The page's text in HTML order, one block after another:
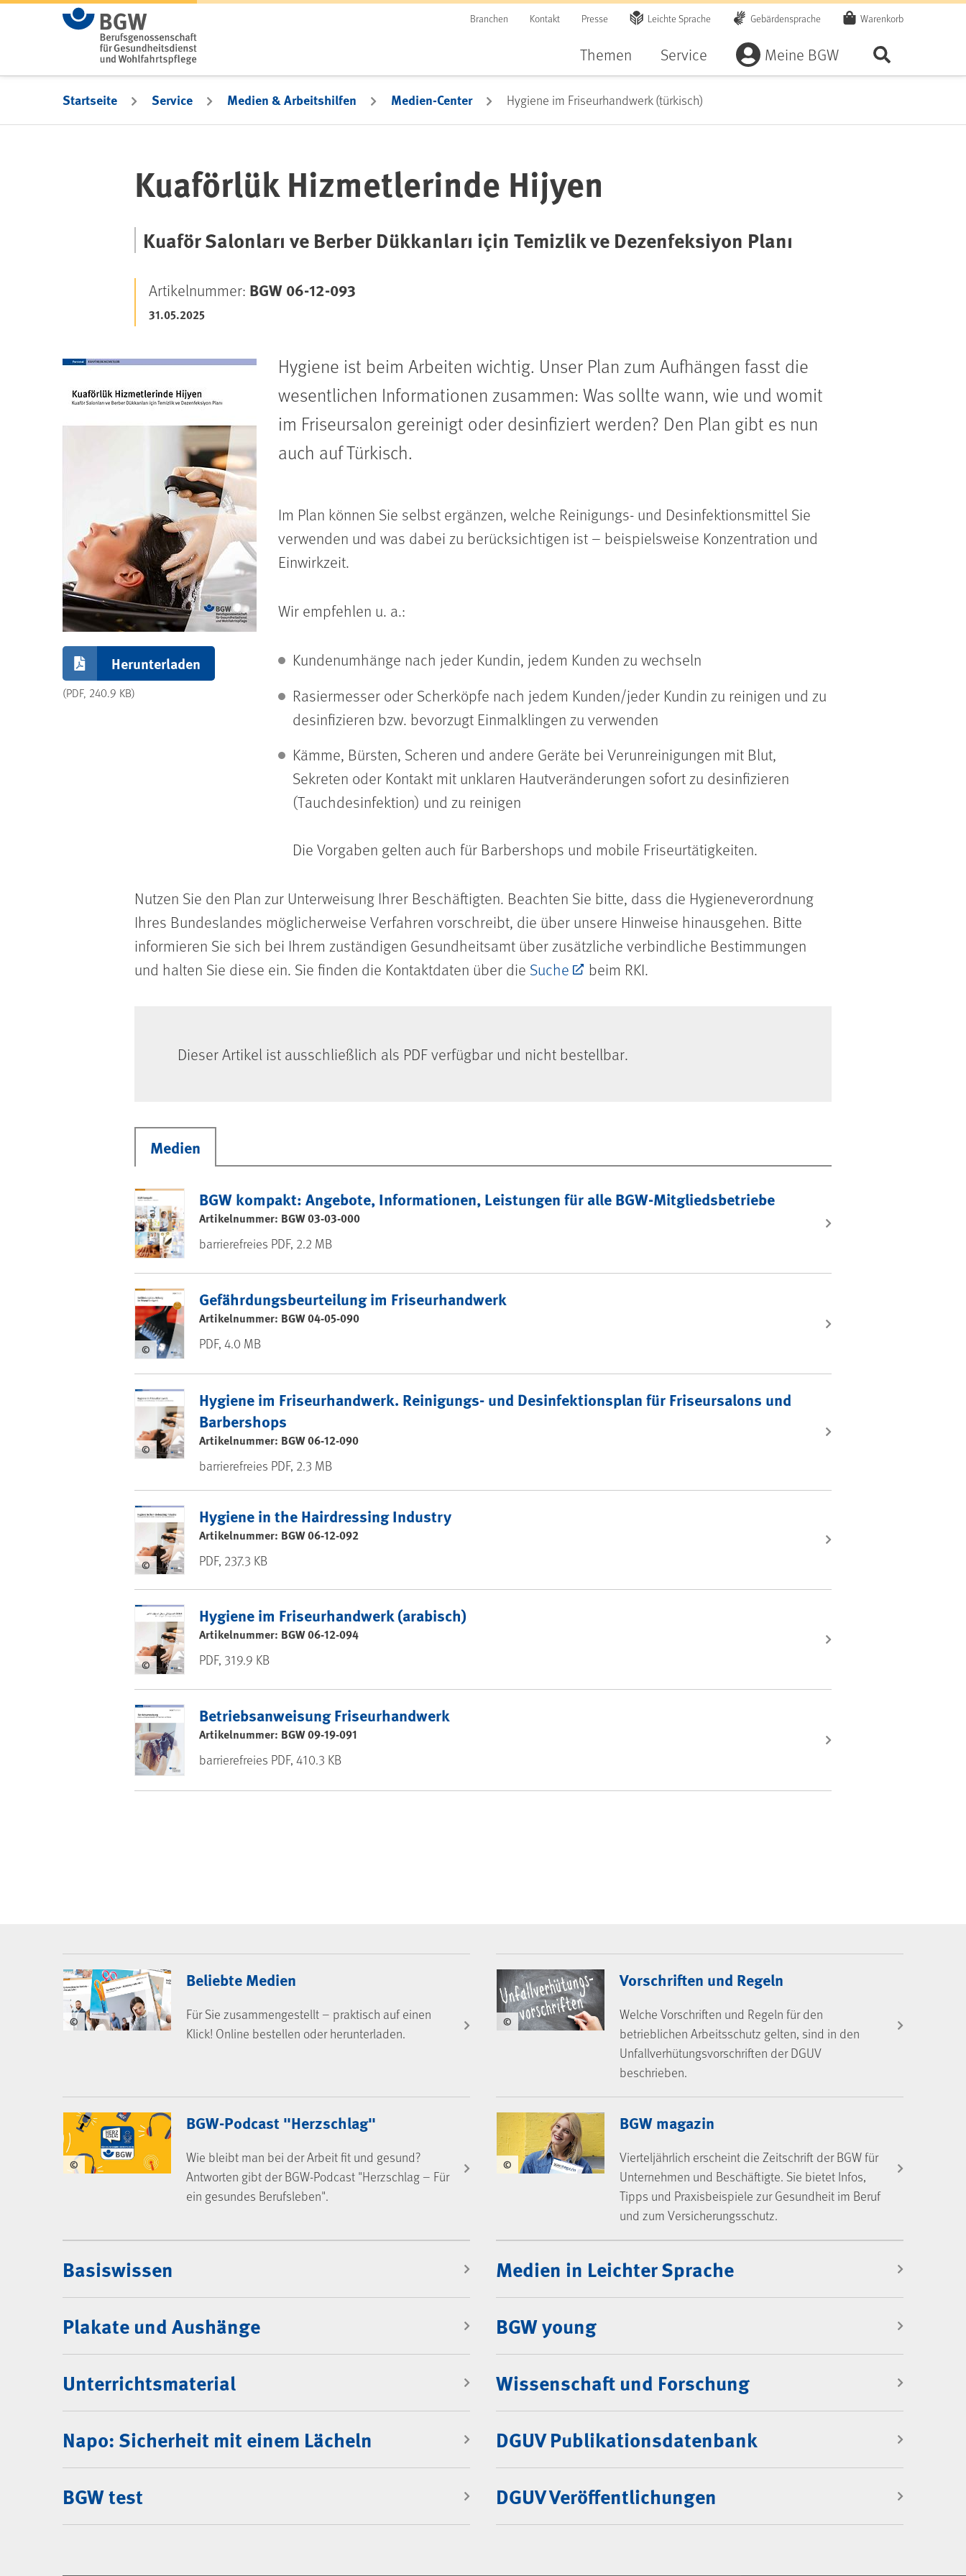
Zum Hauptinhalt springen Branchen Kontakt Presse Leichte Sprache Gebärdensprache Warenkorb
Themen Service Meine BGW
Startseite Service Medien & Arbeitshilfen Medien-Center Hygiene im Friseurhandwerk (türkisch)
Kuaförlük Hizmetlerinde Hijyen
Kuaför Salonları ve Berber Dükkanları için Temizlik ve Dezenfeksiyon Planı
Artikelnummer: BGW 06-12-093
31.05.2025
Herunterladen
(PDF, 240.9 KB)
Hygiene ist beim Arbeiten wichtig. Unser Plan zum Aufhängen fasst die
wesentlichen Informationen zusammen: Was sollte wann, wie und womit
im Friseursalon gereinigt oder desinfiziert werden? Den Plan gibt es nun
auch auf Türkisch.
Im Plan können Sie selbst ergänzen, welche Reinigungs- und Desinfektionsmittel Sie
verwenden und was dabei zu berücksichtigen ist – beispielsweise Konzentration und
Einwirkzeit.
Wir empfehlen u. a.:
Kundenumhänge nach jeder Kundin, jedem Kunden zu wechseln
Rasiermesser oder Scherköpfe nach jedem Kunden/jeder Kundin zu reinigen und zu
desinfizieren bzw. bevorzugt Einmalklingen zu verwenden
Kämme, Bürsten, Scheren und andere Geräte bei Verunreinigungen mit Blut,
Sekreten oder Kontakt mit unklaren Hautveränderungen sofort zu desinfizieren
(Tauchdesinfektion) und zu reinigen
Die Vorgaben gelten auch für Barbershops und mobile Friseurtätigkeiten.
Nutzen Sie den Plan zur Unterweisung Ihrer Beschäftigten. Beachten Sie bitte, dass die Hygieneverordnung
Ihres Bundeslandes möglicherweise Verfahren vorschreibt, die über unsere Hinweise hinausgehen. Bitte
informieren Sie sich bei Ihrem zuständigen Gesundheitsamt über zusätzliche verbindliche Bestimmungen
und halten Sie diese ein. Sie finden die Kontaktdaten über die Suche beim RKI.
Dieser Artikel ist ausschließlich als PDF verfügbar und nicht bestellbar.
Medien
BGW kompakt: Angebote, Informationen, Leistungen für alle BGW-Mitgliedsbetriebe
Artikelnummer: BGW 03-03-000
barrierefreies PDF, 2.2 MB
Gefährdungsbeurteilung im Friseurhandwerk
Artikelnummer: BGW 04-05-090
PDF, 4.0 MB
©
Hygiene im Friseurhandwerk. Reinigungs- und Desinfektionsplan für Friseursalons und
Barbershops
Artikelnummer: BGW 06-12-090
barrierefreies PDF, 2.3 MB
©
Hygiene in the Hairdressing Industry
Artikelnummer: BGW 06-12-092
PDF, 237.3 KB
©
Hygiene im Friseurhandwerk (arabisch)
Artikelnummer: BGW 06-12-094
PDF, 319.9 KB
©
Betriebsanweisung Friseurhandwerk
Artikelnummer: BGW 09-19-091
barrierefreies PDF, 410.3 KB
BGW-Mediencenter
Beliebte Medien
Für Sie zusammengestellt – praktisch auf einen
Klick! Online bestellen oder herunterladen.
©
Vorschriften und Regeln
Welche Vorschriften und Regeln für den
betrieblichen Arbeitsschutz gelten, sind in den
Unfallverhütungsvorschriften der DGUV
beschrieben.
©
BGW-Podcast "Herzschlag"
Wie bleibt man bei der Arbeit fit und gesund?
Antworten gibt der BGW-Podcast "Herzschlag – Für
ein gesundes Berufsleben".
©
BGW magazin
Vierteljährlich erscheint die Zeitschrift der BGW für
Unternehmen und Beschäftigte. Sie bietet Infos,
Tipps und Praxisbeispiele zur Gesundheit im Beruf
und zum Versicherungsschutz.
©
Mediencenter
Basiswissen
Medien in Leichter Sprache
Plakate und Aushänge
BGW young
Unterrichtsmaterial
Wissenschaft und Forschung
Napo: Sicherheit mit einem Lächeln
DGUV Publikationsdatenbank
BGW test
DGUV Veröffentlichungen